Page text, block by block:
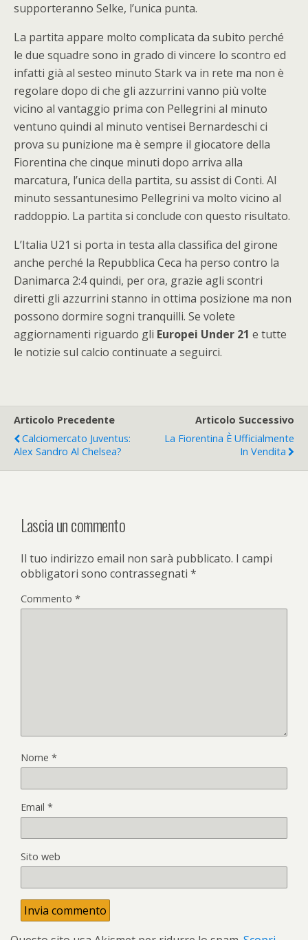
supporteranno Selke, l’unica punta.
La partita appare molto complicata da subito perché
le due squadre sono in grado di vincere lo scontro ed
infatti già al sesteo minuto Stark va in rete ma non è
regolare dopo di che gli azzurrini vanno più volte
vicino al vantaggio prima con Pellegrini al minuto
ventuno quindi al minuto ventisei Bernardeschi ci
prova su punizione ma è sempre il giocatore della
Fiorentina che cinque minuti dopo arriva alla
marcatura, l’unica della partita, su assist di Conti. Al
minuto sessantunesimo Pellegrini va molto vicino al
raddoppio. La partita si conclude con questo risultato.
L’Italia U21 si porta in testa alla classifica del girone
anche perché la Repubblica Ceca ha perso contro la
Danimarca 2:4 quindi, per ora, grazie agli scontri
diretti gli azzurrini stanno in ottima posizione ma non
possono dormire sogni tranquilli. Se volete
aggiornamenti riguardo gli Europei Under 21 e tutte
le notizie sul calcio continuate a seguirci.
Articolo Precedente
Calciomercato Juventus:
Alex Sandro Al Chelsea?
Articolo Successivo
La Fiorentina È Ufficialmente
In Vendita
Lascia un commento
Il tuo indirizzo email non sarà pubblicato. I campi
obbligatori sono contrassegnati *
Commento *
Nome *
Email *
Sito web